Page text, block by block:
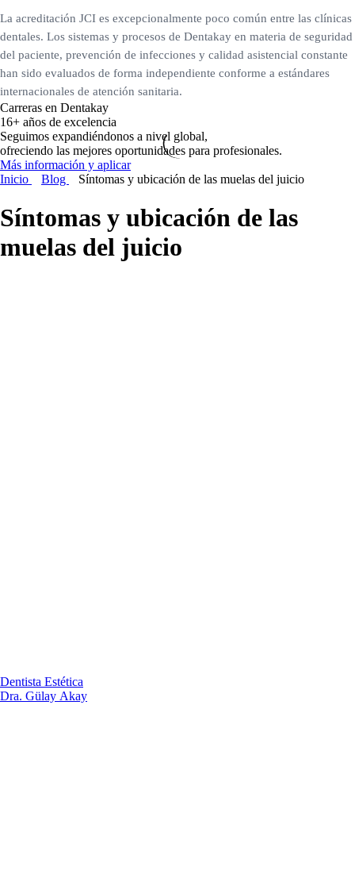
La acreditación JCI es excepcionalmente poco común entre las clínicas
dentales. Los sistemas y procesos de Dentakay en materia de seguridad
del paciente, prevención de infecciones y calidad asistencial constante
han sido evaluados de forma independiente conforme a estándares
internacionales de atención sanitaria.
Carreras en Dentakay
16+ años de excelencia
Seguimos expandiéndonos a nivel global,
ofreciendo las mejores oportunidades para profesionales.
Más información y aplicar
Inicio
Blog Síntomas y ubicación de las muelas del juicio
Síntomas y ubicación de las
muelas del juicio
Dentista Estética
Dra. Gülay Akay